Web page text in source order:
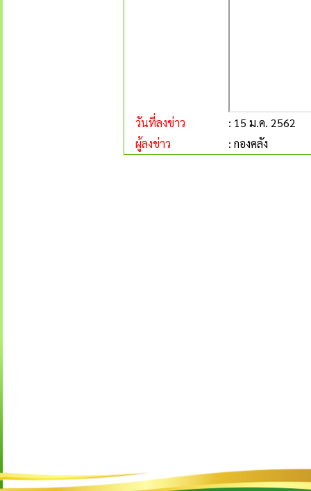
วันที่ลงข่าว
: 15 ม.ค. 2562
ผู้ลงข่าว
: กองคลัง